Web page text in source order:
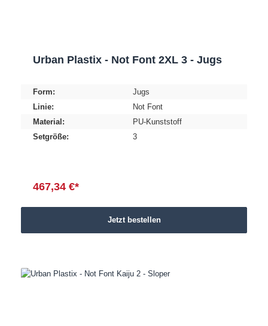
Urban Plastix - Not Font 2XL 3 - Jugs
Form:
Jugs
Linie:
Not Font
Material:
PU-Kunststoff
Setgröße:
3
467,34 €*
Jetzt bestellen